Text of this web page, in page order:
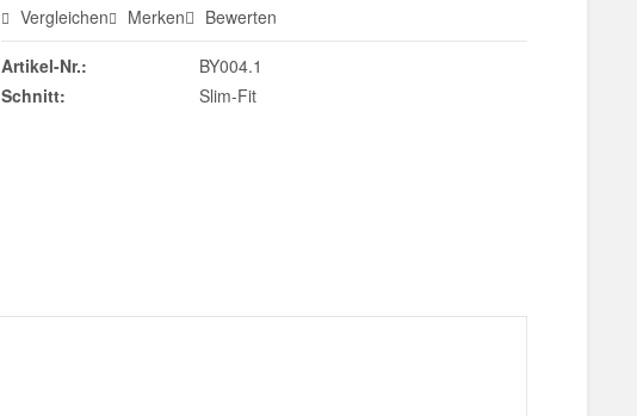
Vergleichen Merken Bewerten
Artikel-Nr.:
BY004.1
Schnitt:
Slim-Fit